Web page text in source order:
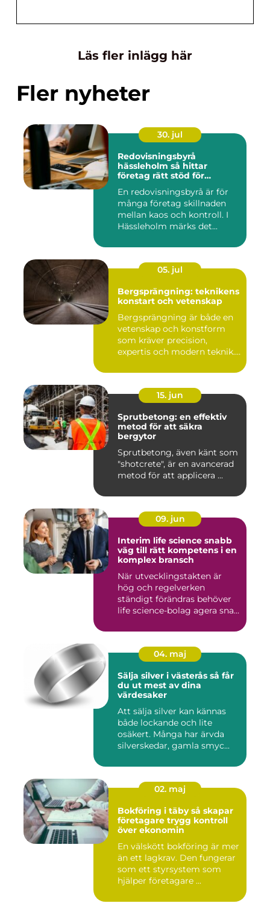
Läs fler inlägg här
Fler nyheter
30. jul
Redovisningsbyrå
hässleholm så hittar
företag rätt stöd för
En redovisningsbyrå är för
många företag skillnaden
mellan kaos och kontroll. I
Hässleholm märks det...
05. jul
Bergsprängning: teknikens
konstart och vetenskap
Bergsprängning är både en
vetenskap och konstform
som kräver precision,
expertis och modern teknik.
15. jun
Sprutbetong: en effektiv
metod för att säkra
bergytor
Sprutbetong, även känt som
"shotcrete", är en avancerad
metod för att applicera ...
09. jun
Interim life science snabb
väg till rätt kompetens i en
komplex bransch
När utvecklingstakten är
hög och regelverken
ständigt förändras behöver
life science-bolag agera sna...
04. maj
Sälja silver i västerås så får
du ut mest av dina
värdesaker
Att sälja silver kan kännas
både lockande och lite
osäkert. Många har ärvda
silverskedar, gamla smyc...
02. maj
Bokföring i täby så skapar
företagare trygg kontroll
över ekonomin
En välskött bokföring är mer
än ett lagkrav. Den fungerar
som ett styrsystem som
hjälper företagare ...